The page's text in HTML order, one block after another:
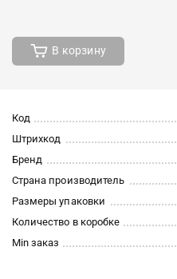
В корзину
Код
Штрихкод
Бренд
Страна производитель
Размеры упаковки
Количество в коробке
Min заказ